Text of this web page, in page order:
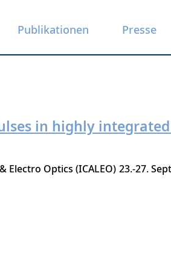
Publikationen Presse
in highly
Electro Optics (ICALEO) 23.-27.